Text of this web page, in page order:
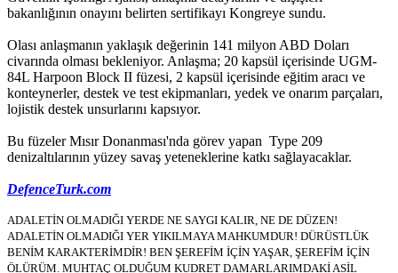
bakanlığının onayını belirten sertifikayı Kongreye sundu.
Olası anlaşmanın yaklaşık değerinin 141 milyon ABD Doları
civarında olması bekleniyor. Anlaşma; 20 kapsül içerisinde UGM-
84L Harpoon Block II füzesi, 2 kapsül içerisinde eğitim aracı ve
konteynerler, destek ve test ekipmanları, yedek ve onarım parçaları,
lojistik destek unsurlarını kapsıyor.
Bu füzeler Mısır Donanması'nda görev yapan Type 209
denizaltılarının yüzey savaş yeteneklerine katkı sağlayacaklar.
DefenceTurk.com
ADALETİN OLMADIĞI YERDE NE SAYGI KALIR, NE DE DÜZEN!
ADALETİN OLMADIĞI YER YIKILMAYA MAHKUMDUR! DÜRÜSTLÜK
BENİM KARAKTERİMDİR! BEN ŞEREFİM İÇİN YAŞAR, ŞEREFİM İÇİN
ÖLÜRÜM. MUHTAÇ OLDUĞUM KUDRET DAMARLARIMDAKİ ASİL